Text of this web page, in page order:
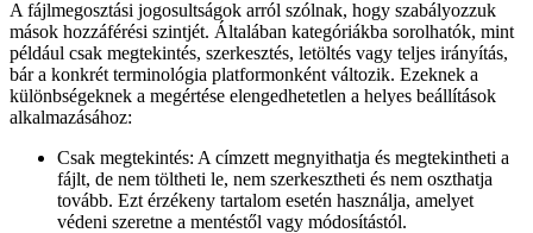
A fájlmegosztási jogosultságok arról szólnak, hogy szabályozzuk
mások hozzáférési szintjét. Általában kategóriákba sorolhatók, mint
például csak megtekintés, szerkesztés, letöltés vagy teljes irányítás,
bár a konkrét terminológia platformonként változik. Ezeknek a
különbségeknek a megértése elengedhetetlen a helyes beállítások
alkalmazásához:
Csak megtekintés: A címzett megnyithatja és megtekintheti a
fájlt, de nem töltheti le, nem szerkesztheti és nem oszthatja
tovább. Ezt érzékeny tartalom esetén használja, amelyet
védeni szeretne a mentéstől vagy módosítástól.